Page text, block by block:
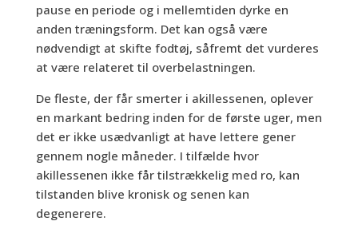
pause en periode og i mellemtiden dyrke en
anden træningsform. Det kan også være
nødvendigt at skifte fodtøj, såfremt det vurderes
at være relateret til overbelastningen.
De fleste, der får smerter i akillessenen, oplever
en markant bedring inden for de første uger, men
det er ikke usædvanligt at have lettere gener
gennem nogle måneder. I tilfælde hvor
akillessenen ikke får tilstrækkelig med ro, kan
tilstanden blive kronisk og senen kan
degenerere.